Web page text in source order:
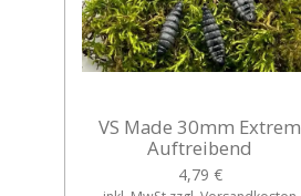
VS Made 30mm Extrem
Auftreibend
4,79 €